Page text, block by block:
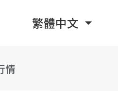
繁體中文
情